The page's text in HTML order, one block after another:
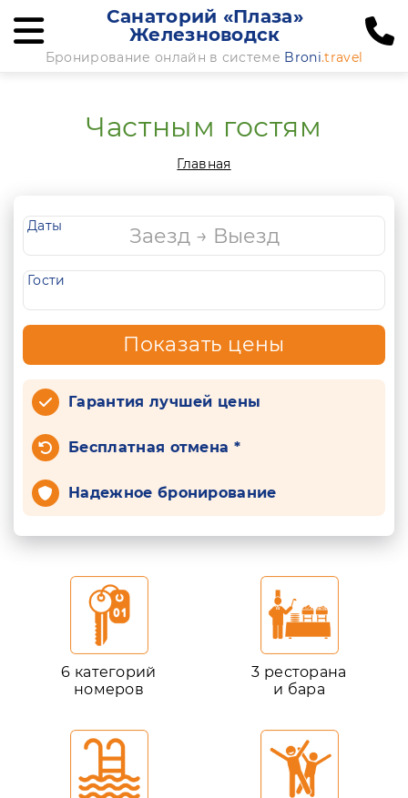
Санаторий «Плаза»
Железноводск
Бронирование онлайн в системе Broni.travel
Частным гостям
Главная
Даты
Гости
Показать цены
Гарантия лучшей цены
Бесплатная отмена *
Надежное бронирование
6 категорий
номеров
3 ресторана
и бара